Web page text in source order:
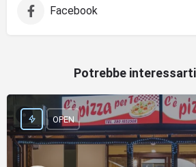
Facebook
Potrebbe
OPEN